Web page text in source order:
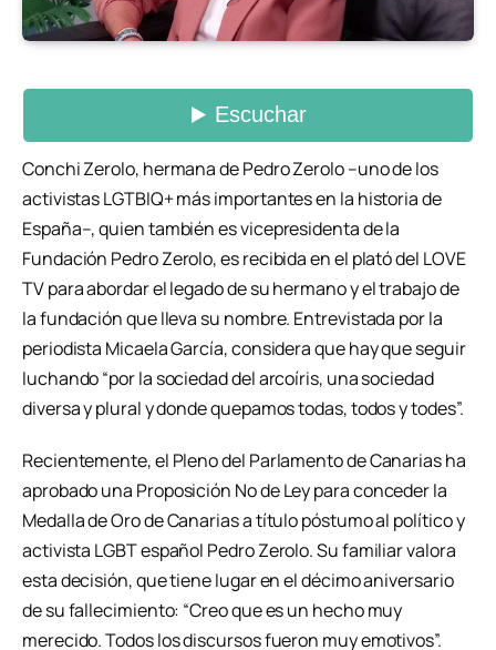
Conchi Zerolo, hermana de Pedro Zerolo –uno de los
activistas LGTBIQ+ más importantes en la historia de
España–, quien también es vicepresidenta de la
Fundación Pedro Zerolo, es recibida en el plató del LOVE
TV para abordar el legado de su hermano y el trabajo de
la fundación que lleva su nombre. Entrevistada por la
periodista Micaela García, considera que hay que seguir
luchando “por la sociedad del arcoíris, una sociedad
diversa y plural y donde quepamos todas, todos y todes”.
Recientemente, el Pleno del Parlamento de Canarias ha
aprobado una Proposición No de Ley para conceder la
Medalla de Oro de Canarias a título póstumo al político y
activista LGBT español Pedro Zerolo. Su familiar valora
esta decisión, que tiene lugar en el décimo aniversario
de su fallecimiento: “Creo que es un hecho muy
merecido. Todos los discursos fueron muy emotivos”.